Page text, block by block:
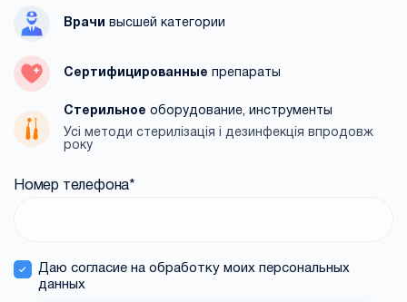
Врачи высшей категории
Сертифицированные препараты
Стерильное оборудование, инструменты
Усі методи стерилізація і дезинфекція впродовж
року
Номер телефона*
Даю согласие на обработку моих персональных
данных